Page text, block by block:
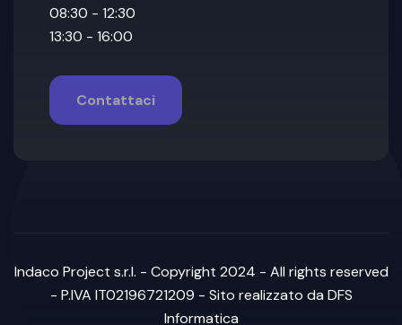
08:30 - 12:30
13:30 - 16:00
Contattaci
Indaco Project s.r.l. - Copyright 2024 - All rights reserved
- P.IVA IT02196721209 - Sito realizzato da DFS
Informatica